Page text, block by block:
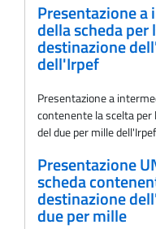
Presentazione
della scheda per
destinazione
dell'Irpef
Presentazione a
contenente la scelta per
del due per mille dell'Irpef
Presentazione
scheda
destinazione
due per mille